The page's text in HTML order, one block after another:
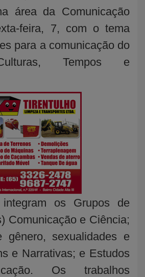
área da Comunicação
feira, 7, com o tema
para a comunicação do
Tempos e
os Grupos de
Comunicação e Ciência;
gênero, sexualidades e
e Narrativas; e Estudos
Os trabalhos